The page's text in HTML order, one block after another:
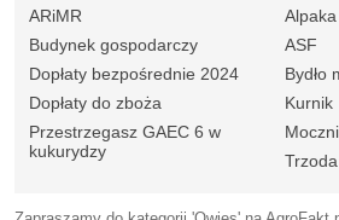
ARiMR
Budynek gospodarczy
Dopłaty bezpośrednie 2024
Dopłaty do zboża
Przestrzegasz GAEC 6 w
kukurydzy
Alpaka
ASF
Bydło
Kurnik